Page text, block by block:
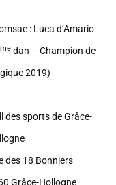
: Luca d’Amario
dan – Champion de
2019)
des sports de Grâce-
des 18 Bonniers
Grâce-Hollogne